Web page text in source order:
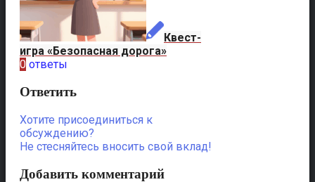
Квест-
игра «Безопасная дорога»
0 ответы
Ответить
Хотите присоединиться к
обсуждению?
Не стесняйтесь вносить свой вклад!
Добавить комментарий